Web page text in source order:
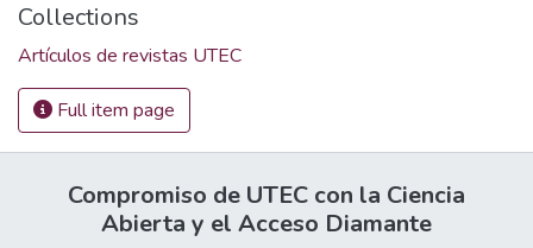
Collections
Artículos de revistas UTEC
Full item page
Compromiso de UTEC con la Ciencia
Abierta y el Acceso Diamante